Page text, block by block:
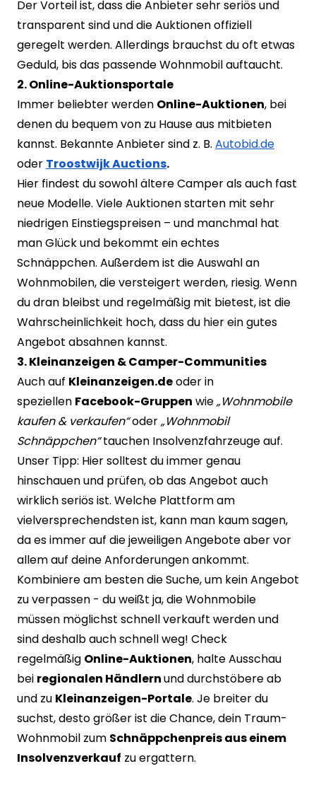
Der Vorteil ist, dass die Anbieter sehr seriös und
transparent sind und die Auktionen offiziell
geregelt werden. Allerdings brauchst du oft etwas
Geduld, bis das passende Wohnmobil auftaucht.
2. Online-Auktionsportale
Immer beliebter werden Online-Auktionen, bei
denen du bequem von zu Hause aus mitbieten
kannst. Bekannte Anbieter sind z. B. Autobid.de
oder Troostwijk Auctions.
Hier findest du sowohl ältere Camper als auch fast
neue Modelle. Viele Auktionen starten mit sehr
niedrigen Einstiegspreisen – und manchmal hat
man Glück und bekommt ein echtes
Schnäppchen. Außerdem ist die Auswahl an
Wohnmobilen, die versteigert werden, riesig. Wenn
du dran bleibst und regelmäßig mit bietest, ist die
Wahrscheinlichkeit hoch, dass du hier ein gutes
Angebot absahnen kannst.
3. Kleinanzeigen & Camper-Communities
Auch auf Kleinanzeigen.deoder in
speziellen Facebook-Gruppen wie„Wohnmobile
kaufen & verkaufen“oder„Wohnmobil
Schnäppchen“tauchen Insolvenzfahrzeuge auf.
Unser Tipp: Hier solltest du immer genau
hinschauen und prüfen, ob das Angebot auch
wirklich seriös ist. Welche Plattform am
vielversprechendsten ist, kann man kaum sagen,
da es immer auf die jeweiligen Angebote aber vor
allem auf deine Anforderungen ankommt.
Kombiniere am besten die Suche, um kein Angebot
zu verpassen - du weißt ja, die Wohnmobile
müssen möglichst schnell verkauft werden und
sind deshalb auch schnell weg! Check
regelmäßig Online-Auktionen, halte Ausschau
bei regionalen Händlernund durchstöbere ab
und zu Kleinanzeigen-Portale. Je breiter du
suchst, desto größer ist die Chance, dein Traum-
Wohnmobil zum Schnäppchenpreis aus einem
Insolvenzverkauf zu ergattern.